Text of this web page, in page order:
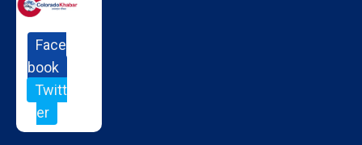
Face
book
Twitt
er